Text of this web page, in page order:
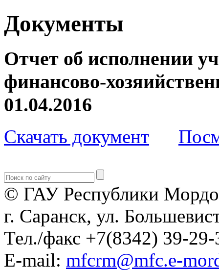
Документы
Отчет об исполнении
финансово-
01.04.2016
Скачать документ
© ГАУ Республики
г. Саранск, ул.
Тел./факс +7(8342) 39-29-
E-mail: mfcrm@mfc.e-